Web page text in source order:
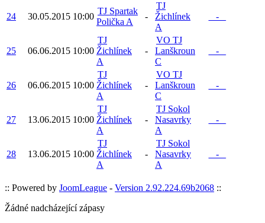
24 30.05.2015 10:00
TJ Spartak
Polička A
-
TJ
Žichlínek
A
_ - _
25 06.06.2015 10:00
TJ
Žichlínek
A
-
VO TJ
Lanškroun
C
_ - _
26 06.06.2015 10:00
TJ
Žichlínek
A
-
VO TJ
Lanškroun
C
_ - _
27 13.06.2015 10:00
TJ
Žichlínek
A
-
TJ Sokol
Nasavrky
A
_ - _
28 13.06.2015 10:00
TJ
Žichlínek
A
-
TJ Sokol
Nasavrky
A
_ - _
:: Powered by JoomLeague - Version 2.92.224.69b2068 ::
Žádné nadcházející zápasy